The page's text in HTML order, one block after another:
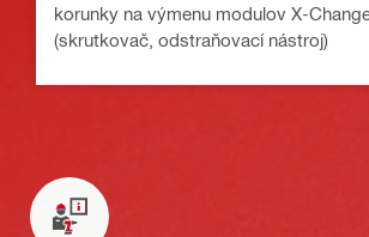
korunky na výmenu modulov X-
(skrutkovač, odstraňovací nástroj)